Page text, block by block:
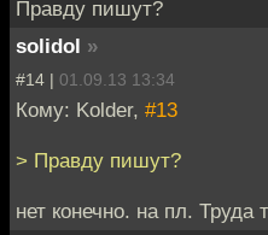
Правду пишут?
solidol »
#14 | 01.09.13 13:34
Кому: Kolder, #13
> Правду пишут?
нет конечно. на пл. Труда